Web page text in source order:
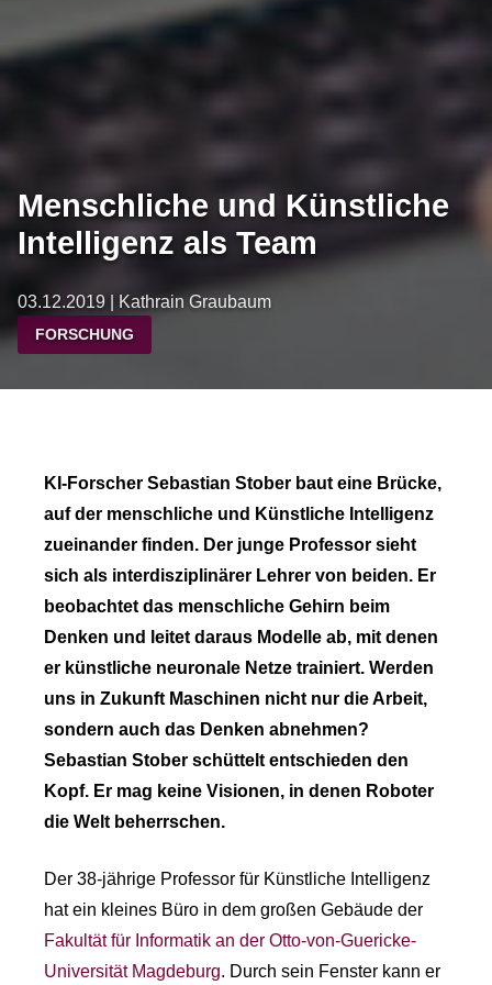
Menschliche und Künstliche
Intelligenz als Team
03.12.2019 | Kathrain Graubaum
FORSCHUNG
KI-Forscher Sebastian Stober baut eine Brücke,
auf der menschliche und Künstliche Intelligenz
zueinander finden. Der junge Professor sieht
sich als interdisziplinärer Lehrer von beiden. Er
beobachtet das menschliche Gehirn beim
Denken und leitet daraus Modelle ab, mit denen
er künstliche neuronale Netze trainiert. Werden
uns in Zukunft Maschinen nicht nur die Arbeit,
sondern auch das Denken abnehmen?
Sebastian Stober schüttelt entschieden den
Kopf. Er mag keine Visionen, in denen Roboter
die Welt beherrschen.
Der 38-jährige Professor für Künstliche Intelligenz
hat ein kleines Büro in dem großen Gebäude der
Fakultät für Informatik an der Otto-von-Guericke-
Universität Magdeburg. Durch sein Fenster kann er